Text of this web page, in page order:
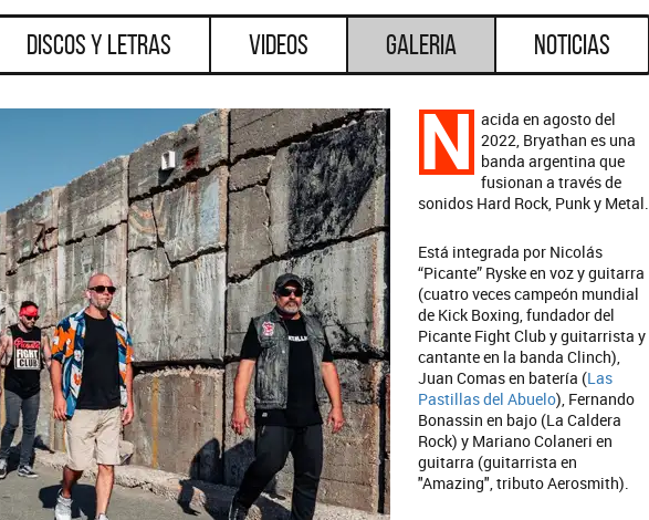
Discos y Letras Videos Galeria Noticias
N acida en agosto del
2022, Bryathan es una
banda argentina que
fusionan a través de
sonidos Hard Rock, Punk y Metal.
Está integrada por Nicolás
“Picante” Ryske en voz y guitarra
(cuatro veces campeón mundial
de Kick Boxing, fundador del
Picante Fight Club y guitarrista y
cantante en la banda Clinch),
Juan Comas en batería (Las
Pastillas del Abuelo), Fernando
Bonassin en bajo (La Caldera
Rock) y Mariano Colaneri en
guitarra (guitarrista en
"Amazing", tributo Aerosmith).